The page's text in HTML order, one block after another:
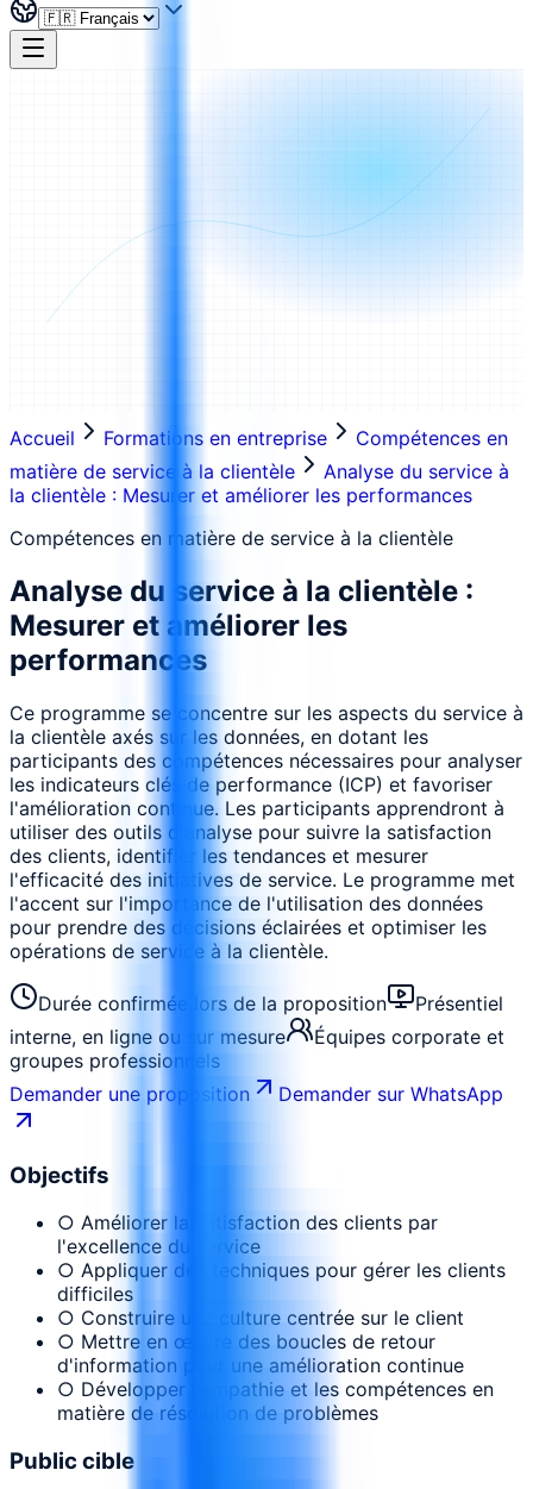
Accueil Formations en entreprise
Compétences en
matière de service à la clientèle
Analyse du service à
la clientèle : Mesurer et améliorer les performances
Compétences en matière de service à la clientèle
Analyse du service à la clientèle :
Mesurer et améliorer les
performances
Ce programme se concentre sur les aspects du service à
la clientèle axés sur les données, en dotant les
participants des compétences nécessaires pour analyser
les indicateurs clés de performance (ICP) et favoriser
l'amélioration continue. Les participants apprendront à
utiliser des outils d'analyse pour suivre la satisfaction
des clients, identifier les tendances et mesurer
l'efficacité des initiatives de service. Le programme met
l'accent sur l'importance de l'utilisation des données
pour prendre des décisions éclairées et optimiser les
opérations de service à la clientèle.
Durée confirmée lors de la proposition
Présentiel
interne, en ligne ou sur mesure
Équipes corporate et
groupes professionnels
Demander une proposition
Demander sur WhatsApp
Objectifs
○ Améliorer la satisfaction des clients par
l'excellence du service
○ Appliquer des techniques pour gérer les clients
difficiles
○ Construire une culture centrée sur le client
○ Mettre en œuvre des boucles de retour
d'information pour une amélioration continue
○ Développer l'empathie et les compétences en
matière de résolution de problèmes
Public cible